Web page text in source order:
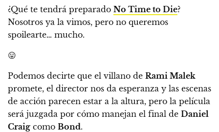
¿Qué te tendrá preparado No Time to Die?
Nosotros ya la vimos, pero no queremos
spoilearte… mucho.
😛
Podemos decirte que el villano de Rami Malek
promete, el director nos da esperanza y las escenas
de acción parecen estar a la altura, pero la película
será juzgada por cómo manejan el final de Daniel
Craig como Bond.